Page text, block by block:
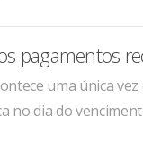
pagamentos
uma única
no dia do